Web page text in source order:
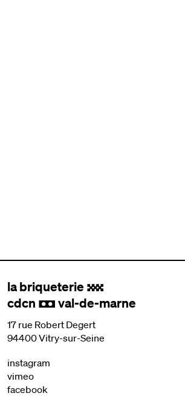
la briqueterie .
cdcn , val-de-marne
17 rue Robert Degert
94400 Vitry-sur-Seine
instagram
vimeo
facebook